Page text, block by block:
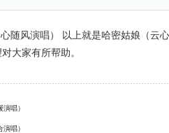
以上就是哈密姑娘（云
大家有所帮助。
唱）
唱）